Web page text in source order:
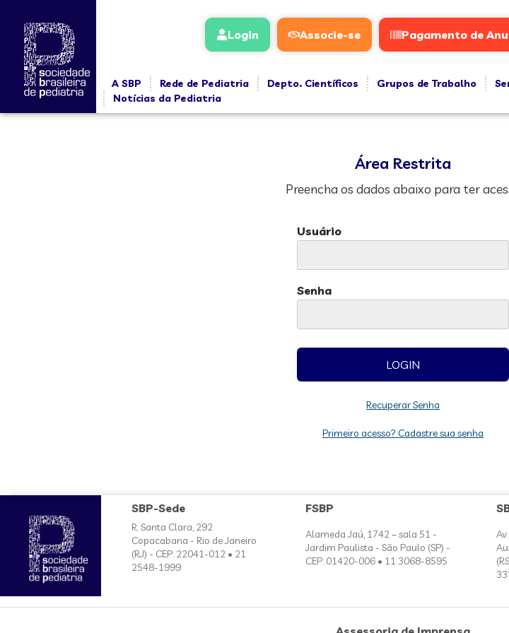
Login Associe-se Pagamento de
A SBP Rede de Pediatria Depto. Científicos Grupos de Trabalho
Notícias da Pediatria
Área Restrita
Preencha os dados abaixo para ter
Usuário
Senha
Recuperar Senha
Primeiro acesso? Cadastre sua senha
SBP-Sede
R. Santa Clara, 292
Copacabana - Rio de Janeiro
(RJ) - CEP: 22041-012 • 21
2548-1999
FSBP
Alameda Jaú, 1742 – sala 51 -
Jardim Paulista - São Paulo (SP) -
CEP: 01420-006 • 11 3068-8595